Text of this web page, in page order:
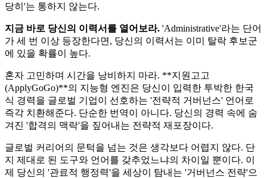
당히'는 통하지 않는다.
지금 바로 당신의 이력서를 열어보라. 'Administrative'라는 단어
가 세 번 이상 등장한다면, 당신의 이력서는 이미 탈락 후보군
에 있을 확률이 높다.
혼자 고민하며 시간을 낭비하지 마라. ​**지원고고
(ApplyGoGo)**의 지능형 엔진은 당신이 입력한 투박한 한국
식 경력을 글로벌 기업이 선호하는 '전략적 거버넌스' 언어로
즉각 치환해준다. 단순한 번역이 아니다. 당신의 경력 속에 숨
겨진 '합격의 맥락'을 짚어내는 전략적 재포장이다.
글로벌 커리어의 문턱을 넘는 것은 생각보다 어렵지 않다. 단
지 제대로 된 도구와 언어를 갖추었느냐의 차이일 뿐이다. 이
제 당신의 '관료적 행정력'을 세상이 탐내는 '거버넌스 전략'으